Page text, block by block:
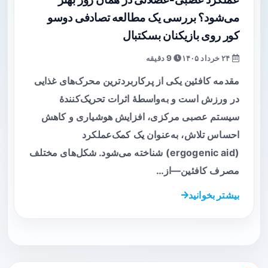
می‌شود؟ بررسی یک مطالعه تصادفی دوسو
کور روی بازیکنان بسکتبال
9 دقیقه
مقدمه کافئین یکی از پرکاربردترین محرک‌های غذایی
در ورزش است و به‌واسطهٔ اثرات تحریک‌کنندهٔ
سیستم عصبی مرکزی، افزایش هوشیاری و کاهش
احساس تلاش، به‌عنوان یک کمک‌عملکرد
(ergogenic aid) شناخته می‌شود. شکل‌های مختلف
مصرف کافئین—از…
بیشتر بخوانید